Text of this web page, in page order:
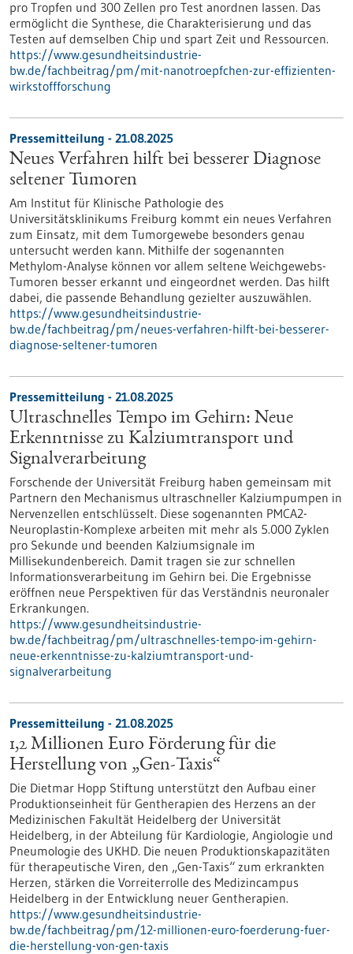
pro Tropfen und 300 Zellen pro Test anordnen lassen. Das
ermöglicht die Synthese, die Charakterisierung und das
Testen auf demselben Chip und spart Zeit und Ressourcen.
https://www.gesundheitsindustrie-
bw.de/fachbeitrag/pm/mit-nanotroepfchen-zur-effizienten-
wirkstoffforschung
Pressemitteilung - 21.08.2025
Neues Verfahren hilft bei besserer Diagnose
seltener Tumoren
Am Institut für Klinische Pathologie des
Universitätsklinikums Freiburg kommt ein neues Verfahren
zum Einsatz, mit dem Tumorgewebe besonders genau
untersucht werden kann. Mithilfe der sogenannten
Methylom-Analyse können vor allem seltene Weichgewebs-
Tumoren besser erkannt und eingeordnet werden. Das hilft
dabei, die passende Behandlung gezielter auszuwählen.
https://www.gesundheitsindustrie-
bw.de/fachbeitrag/pm/neues-verfahren-hilft-bei-besserer-
diagnose-seltener-tumoren
Pressemitteilung - 21.08.2025
Ultraschnelles Tempo im Gehirn: Neue
Erkenntnisse zu Kalziumtransport und
Signalverarbeitung
Forschende der Universität Freiburg haben gemeinsam mit
Partnern den Mechanismus ultraschneller Kalziumpumpen in
Nervenzellen entschlüsselt. Diese sogenannten PMCA2-
Neuroplastin-Komplexe arbeiten mit mehr als 5.000 Zyklen
pro Sekunde und beenden Kalziumsignale im
Millisekundenbereich. Damit tragen sie zur schnellen
Informationsverarbeitung im Gehirn bei. Die Ergebnisse
eröffnen neue Perspektiven für das Verständnis neuronaler
Erkrankungen.
https://www.gesundheitsindustrie-
bw.de/fachbeitrag/pm/ultraschnelles-tempo-im-gehirn-
neue-erkenntnisse-zu-kalziumtransport-und-
signalverarbeitung
Pressemitteilung - 21.08.2025
1,2 Millionen Euro Förderung für die
Herstellung von „Gen-Taxis“
Die Dietmar Hopp Stiftung unterstützt den Aufbau einer
Produktionseinheit für Gentherapien des Herzens an der
Medizinischen Fakultät Heidelberg der Universität
Heidelberg, in der Abteilung für Kardiologie, Angiologie und
Pneumologie des UKHD. Die neuen Produktionskapazitäten
für therapeutische Viren, den „Gen-Taxis“ zum erkrankten
Herzen, stärken die Vorreiterrolle des Medizincampus
Heidelberg in der Entwicklung neuer Gentherapien.
https://www.gesundheitsindustrie-
bw.de/fachbeitrag/pm/12-millionen-euro-foerderung-fuer-
die-herstellung-von-gen-taxis